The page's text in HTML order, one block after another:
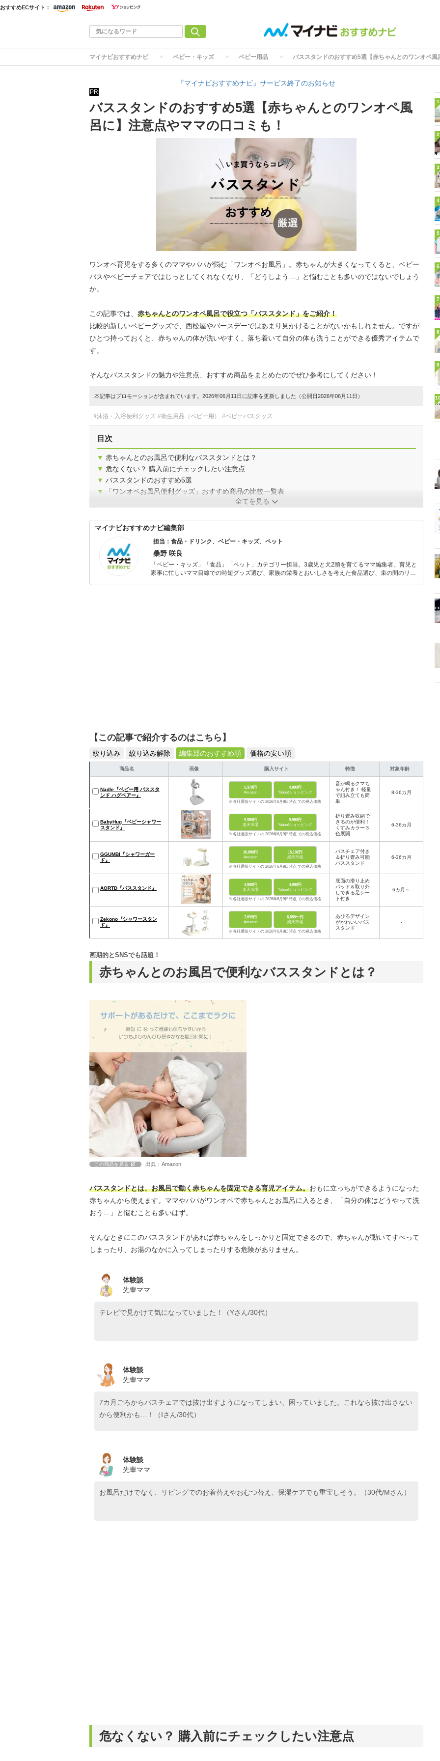
おすすめECサイト：
マイナビおすすめナビ ベビー・キッズ ベビー用品 バススタンドのおすすめ5選【赤ちゃんとのワンオペ
『マイナビおすすめナビ』サービス終了のお知らせ
PR
バススタンドのおすすめ5選【赤ちゃんとのワンオペ風
呂に】注意点やママの口コミも！
ワンオペ育児をする多くのママやパパが悩む「ワンオペお風呂」。赤ちゃんが大きくなってくると、ベビー
バスやベビーチェアではじっとしてくれなくなり、「どうしよう…」と悩むことも多いのではないでしょう
か。
この記事では、 赤ちゃんとのワンオペ風呂で役立つ「バススタンド」をご紹介！
比較的新しいベビーグッズで、西松屋やバースデーではあまり見かけることがないかもしれません。ですが
ひとつ持っておくと、赤ちゃんの体が洗いやすく、落ち着いて自分の体も洗うことができる優秀アイテムで
す。
そんなバススタンドの魅力や注意点、おすすめ商品をまとめたのでぜひ参考にしてください！
本記事はプロモーションが含まれています。2026年06月11日に記事を更新しました（公開日2026年06月11日）
#沐浴・入浴便利グッズ #衛生用品（ベビー用） #ベビーバスグッズ
目次
▼ 赤ちゃんとのお風呂で便利なバススタンドとは？
▼ 危なくない？ 購入前にチェックしたい注意点
▼ バススタンドのおすすめ5選
▼
「ワンオペお風呂便利グッズ」おすすめ商品の比較一覧表
全てを見る
マイナビおすすめナビ編集部
担当：食品・ドリンク、ベビー・キッズ、ペット
桑野 咲良
「ベビー・キッズ」「食品」「ペット」カテゴリー担当。3歳児と犬2頭を育てるママ編集者。育児と
家事に忙しいママ目線での時短グッズ選び、家族の栄養とおいしさを考えた食品選び、束の間のリラ
【この記事で紹介するのはこちら】
絞り込み 絞り込み解除 編集部のおすすめ順 価格の安い順
商品名 画像 購入サイト 特徴 対象年齢
Nadle『ベビー用 バススタ
ンド ハグベアー』
5,378円
Amazon
4,980円
Yahoo!ショッピング
※各社通販サイトの 2026年6月9日時点 での税込価格
音が鳴るクマち
ゃん付き！ 軽量
で組み立ても簡
単
8-36カ月
BabyHug『ベビーシャワー
スタンド』
9,980円
楽天市場
9,980円
Yahoo!ショッピング
※各社通販サイトの 2026年6月9日時点 での税込価格
折り畳み収納で
きるのが便利！
くすみカラー３
色展開
6-36カ月
GGUMBI『シャワーガー
ド』
16,880円
Amazon
15,192円
楽天市場
※各社通販サイトの 2026年6月9日時点 での税込価格
バスチェア付き
＆折り畳み可能
バススタンド
6-36カ月
AORTD『バススタンド』
4,980円
楽天市場
4,980円
Yahoo!ショッピング
※各社通販サイトの 2026年6月9日時点 での税込価格
底面の滑り止め
パッド＆取り外
しできる足シー
ト付き
6カ月～
Zekono『シャワースタン
ド』
7,699円
Amazon
6,858〜円
楽天市場
※各社通販サイトの 2026年6月9日時点 での税込価格
あひるデザイン
がかわいいバス
スタンド
‐
赤ちゃんとのお風呂で便利なバススタンドとは？
画期的とSNSでも話題！
この商品を見る 出典：Amazon
バススタンドとは、お風呂で動く赤ちゃんを固定できる育児アイテム。おもに立っちができるようになった
赤ちゃんから使えます。ママやパパがワンオペで赤ちゃんとお風呂に入るとき、「自分の体はどうやって洗
おう…」と悩むことも多いはず。
そんなときにこのバススタンドがあれば赤ちゃんをしっかりと固定できるので、赤ちゃんが動いてすべって
しまったり、お湯のなかに入ってしまったりする危険がありません。
体験談
先輩ママ
テレビで見かけて気になっていました！（Yさん/30代）
体験談
先輩ママ
7カ月ごろからバスチェアでは抜け出すようになってしまい、困っていました。これなら抜け出さない
から便利かも…！（Iさん/30代）
体験談
先輩ママ
お風呂だけでなく、リビングでのお着替えやおむつ替え、保湿ケアでも重宝しそう。（30代/Mさん）
危なくない？ 購入前にチェックしたい注意点
1
2
3
4
5
6
7
8
9